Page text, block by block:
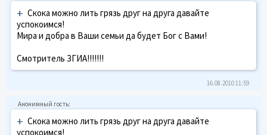
+ Скока можно лить грязь друг на друга давайте
успокоимся!
Мира и добра в Ваши семьи да будет Бог с Вами!
Смотритель ЗГИА!!!!!!!
16.08.2010 11:59
+ Скока можно лить грязь друг на друга давайте
успокоимся!